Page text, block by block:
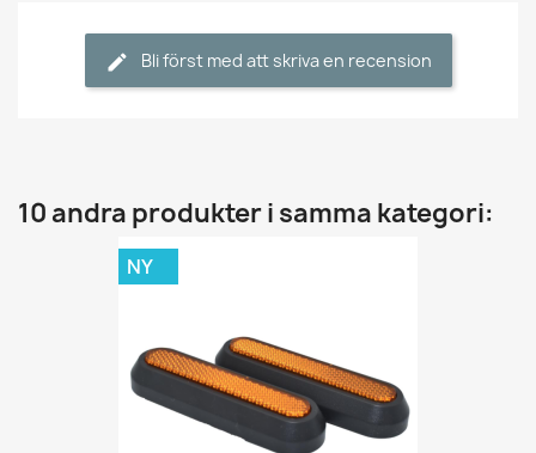
Bli först med att skriva en recension
10 andra produkter i samma kategori:
NY